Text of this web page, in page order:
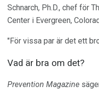
Schnarch, Ph.D., chef för
Center i Evergreen,
"För vissa par är det ett
Vad är bra om det?
Prevention Magazine